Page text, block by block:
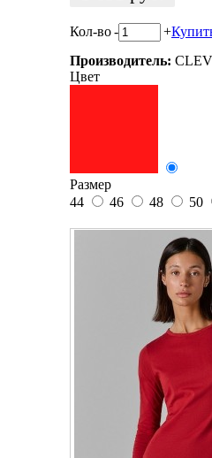
Кол-во- +
Производитель:
Цвет
Размер
44
46 48 50